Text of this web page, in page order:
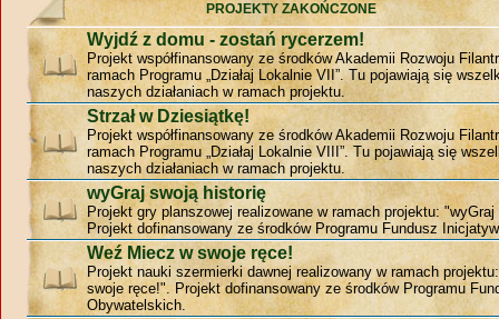
PROJEKTY ZAKOŃCZONE
Wyjdź z domu - zostań rycerzem!
Projekt współfinansowany ze środków Akademii Rozwoju
ramach Programu „Działaj Lokalnie VII”. Tu pojawiają się
naszych działaniach w ramach projektu.
Strzał w Dziesiątkę!
Projekt współfinansowany ze środków Akademii Rozwoju
ramach Programu „Działaj Lokalnie VIII”. Tu pojawiają się
naszych działaniach w ramach projektu.
wyGraj swoją historię
Projekt gry planszowej realizowane w ramach projektu:
Projekt dofinansowany ze środków Programu Fundusz
Weź Miecz w swoje ręce!
Projekt nauki szermierki dawnej realizowany w ramach
swoje ręce!". Projekt dofinansowany ze środków Programu
Obywatelskich.